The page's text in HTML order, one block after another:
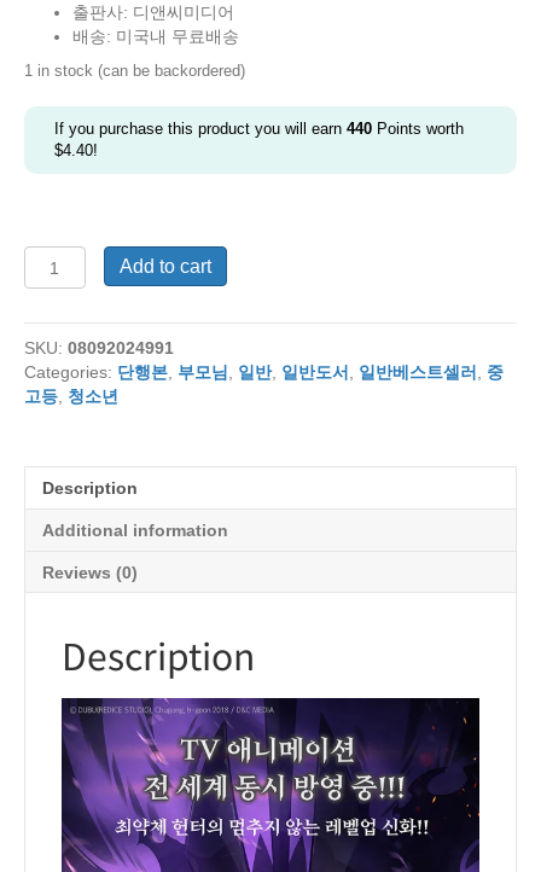
출판사: 디앤씨미디어
배송: 미국내 무료배송
1 in stock (can be backordered)
If you purchase this product you will earn 440 Points worth
$4.40!
혼
만
레
벨
업
트
Add to cart
SKU: 08092024991
Categories: 단행본, 부모님, 일반, 일반도서 , 일반베스트셀러 , 중
고등, 청소년
Description
Additional information
Reviews (0)
Description